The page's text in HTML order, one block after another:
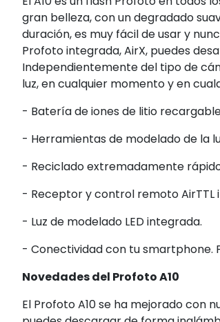
gran belleza, con un degradado
duración, es muy fácil de usar y
Profoto integrada, AirX, puedes
Independientemente del tipo de
luz, en cualquier momento y en
- Batería de iones de litio
- Herramientas de modelado de la
- Reciclado extremadamente rápido
- Receptor y control remoto AirTTL
- Luz de modelado LED integrada.
- Conectividad con tu smartphone.
Novedades del Profoto A10
El Profoto A10 se ha mejorado con